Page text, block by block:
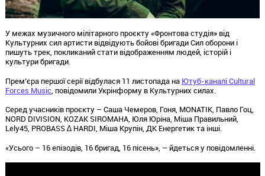
У межах музичного мілітарного проєкту «Фронтова студія» від
Культурних сил артисти відвідують бойові бригади Сил оборони і
пишуть трек, покликаний стати відображенням людей, історій і
культури бригади.
Прем’єра першої серії відбулася 11 листопада на Ютуб-каналі Cultural
Forces Music , повідомили Укрінформу в Культурних силах.
Серед учасників проєкту – Саша Чемеров, Гоня, MONATIK, Павло Гоц,
NORD DIVISION, KOZAK SIROMAHA, Юля Юріна, Міша Правильний,
Lely45, PROBASS ∆ HARDI, Міша Крупін, ДК Енергетик та інші.
«Усього – 16 епізодів, 16 бригад, 16 пісень», – йдеться у повідомленні.